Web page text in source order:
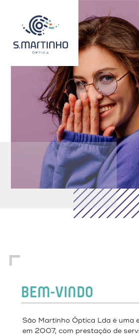
BEM-VINDO
São Martinho Óptica Lda é uma
em 2007, com prestação de